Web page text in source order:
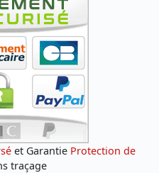
et Garantie Protection de
traçage